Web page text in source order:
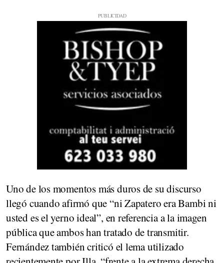
Uno de los momentos más duros de su discurso
llegó cuando afirmó que “ni Zapatero era Bambi ni
usted es el yerno ideal”, en referencia a la imagen
pública que ambos han tratado de transmitir.
Fernández también criticó el lema utilizado